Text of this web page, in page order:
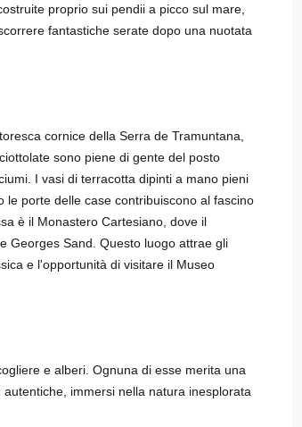
proprio sui pendii a picco sul mare,
fantastiche serate dopo una nuotata
cornice della Serra de Tramuntana,
sono piene di gente del posto
I vasi di terracotta dipinti a mano pieni
porte delle case contribuiscono al fascino
è il Monastero Cartesiano, dove il
Georges Sand. Questo luogo attrae gli
e l'opportunità di visitare il Museo
e alberi. Ognuna di esse merita una
immersi nella natura inesplorata